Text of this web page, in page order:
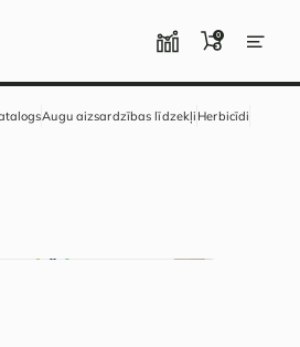
0
Augu aizsardzības līdzekļi Herbicīdi